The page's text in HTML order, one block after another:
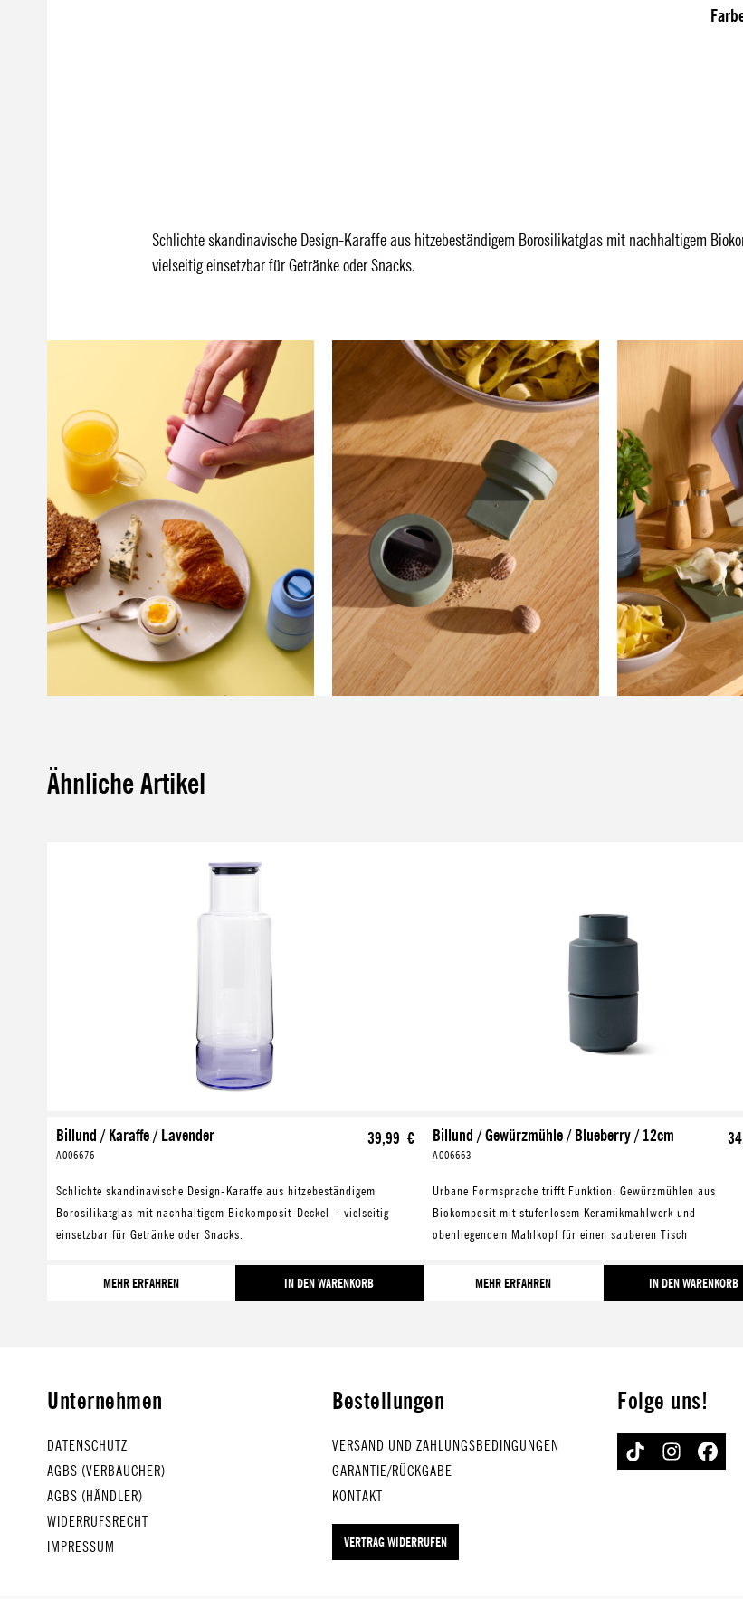
Schlichte skandinavische Design-Karaffe aus hitzebeständigem Borosilikatglas mit nachhaltigem
vielseitig einsetzbar für Getränke oder Snacks.
Ähnliche Artikel
Billund / Karaffe / Lavender
A006676
39,99 €
Schlichte skandinavische Design-Karaffe aus hitzebeständigem
Borosilikatglas mit nachhaltigem Biokomposit-Deckel – vielseitig
einsetzbar für Getränke oder Snacks.
MEHR ERFAHREN IN DEN WARENKORB
Billund / Gewürzmühle / Blueberry / 12cm
A006663
Urbane Formsprache trifft Funktion: Gewürzmühlen aus
Biokomposit mit stufenlosem Keramikmahlwerk und
obenliegendem Mahlkopf für einen sauberen Tisch
MEHR ERFAHREN IN DEN WARENKORB
Unternehmen
DATENSCHUTZ
AGBS (VERBAUCHER)
AGBS (HÄNDLER)
WIDERRUFSRECHT
IMPRESSUM
Bestellungen
VERSAND UND ZAHLUNGSBEDINGUNGEN
GARANTIE/RÜCKGABE
KONTAKT
VERTRAG WIDERRUFEN
Folge uns!
TIKTOK INSTAGRAM